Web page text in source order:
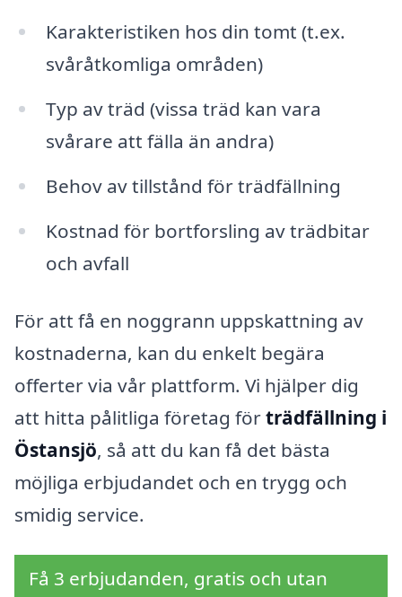
Karakteristiken hos din tomt (t.ex.
svåråtkomliga områden)
Typ av träd (vissa träd kan vara
svårare att fälla än andra)
Behov av tillstånd för trädfällning
Kostnad för bortforsling av trädbitar
och avfall
För att få en noggrann uppskattning av
kostnaderna, kan du enkelt begära
offerter via vår plattform. Vi hjälper dig
att hitta pålitliga företag förträdfällning i
Östansjö, så att du kan få det bästa
möjliga erbjudandet och en trygg och
smidig service.
Få 3 erbjudanden, gratis och utan